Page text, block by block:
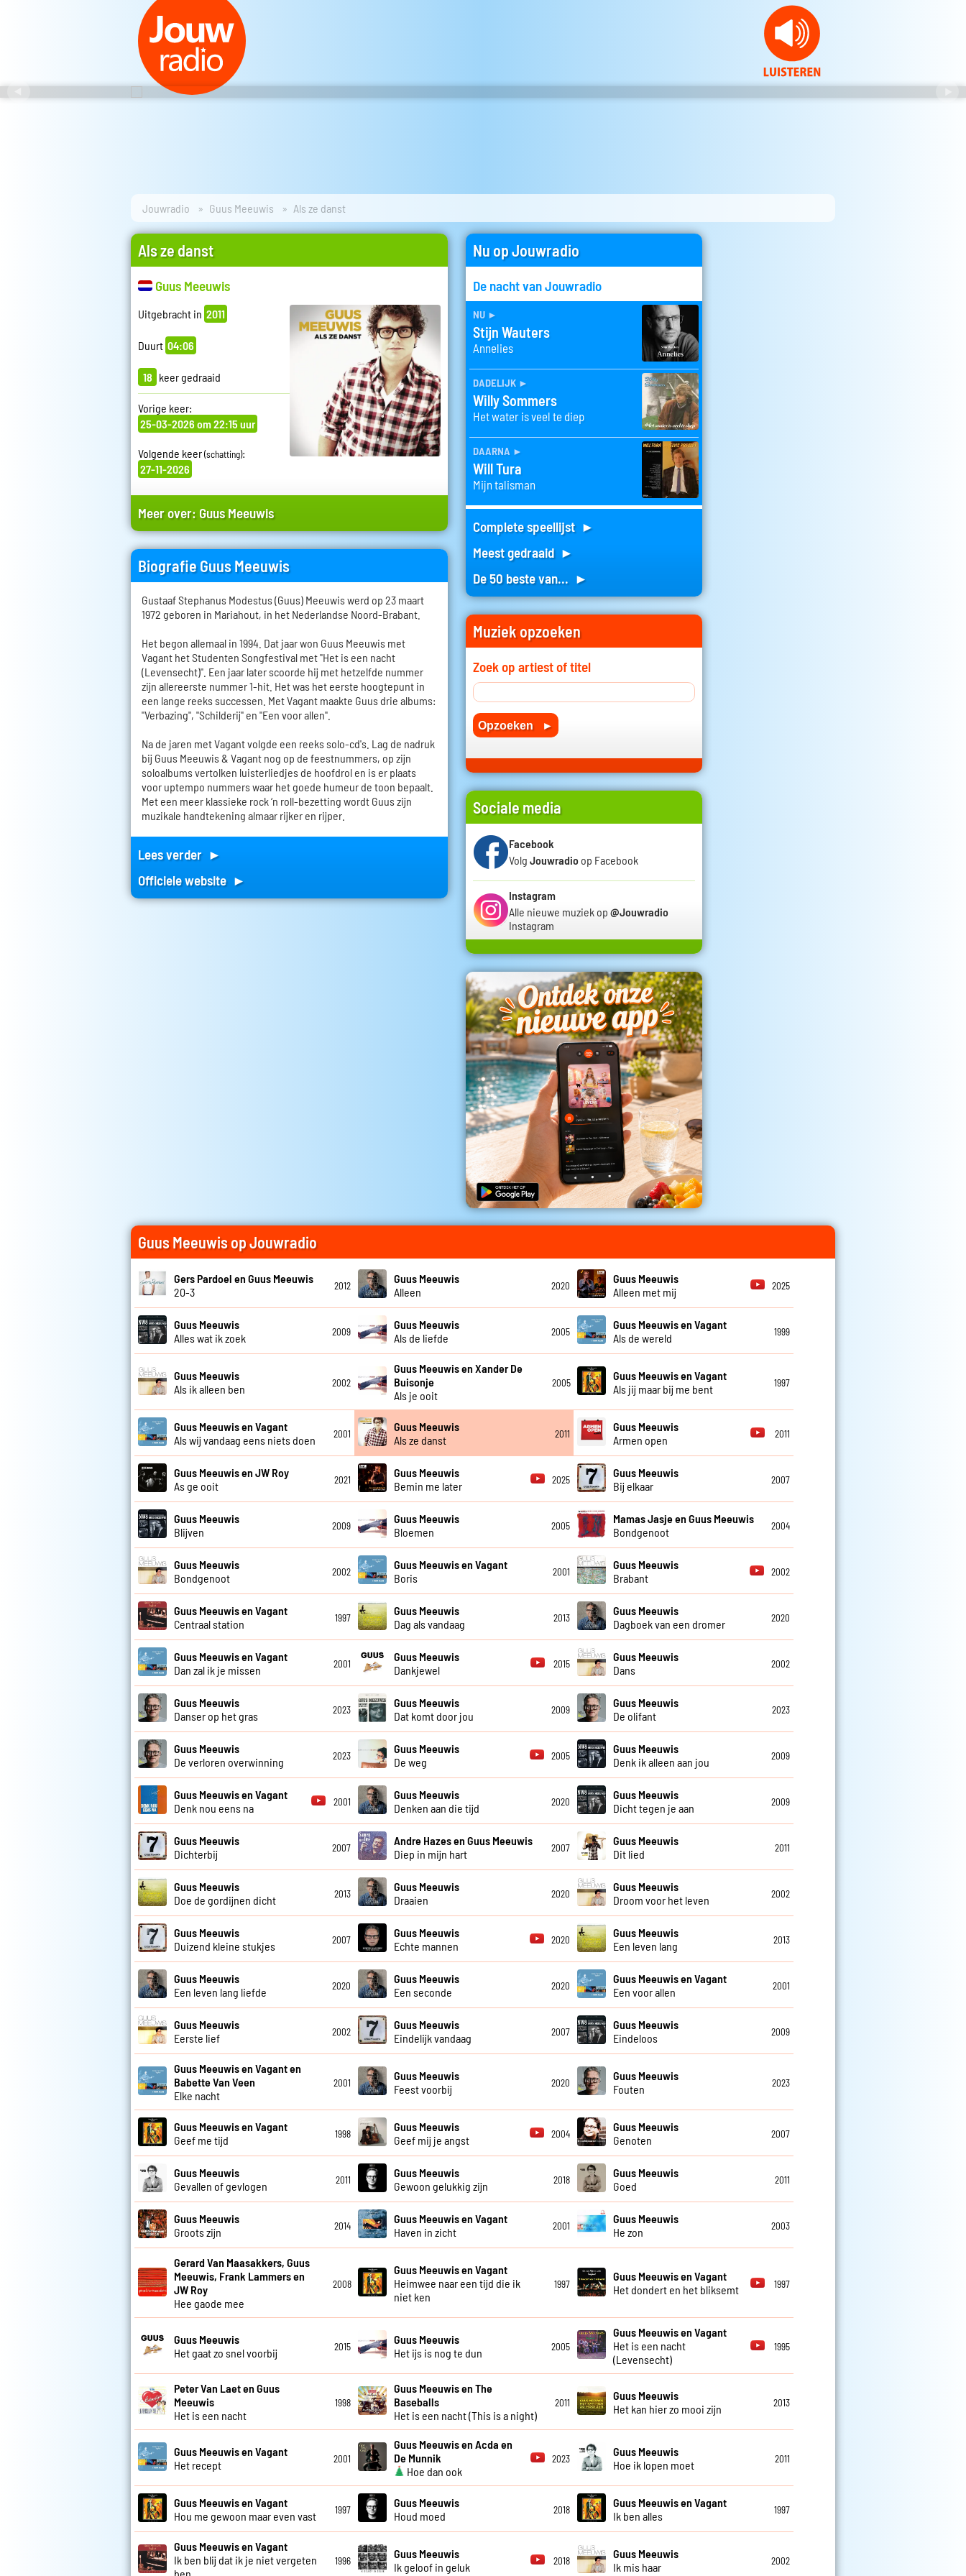
Jouwradio Guus Meeuwis Als ze danst
Als ze danst
Guus Meeuwis
Uitgebracht in 2011
Duurt 04:06
18 keer gedraaid
Vorige keer:
25-03-2026 om 22:15 uur
Volgende keer(schatting):
27-11-2026
Meer over: Guus Meeuwis
Biografie Guus Meeuwis
Gustaaf Stephanus Modestus (Guus) Meeuwis werd op 23 maart
1972 geboren in Mariahout, in het Nederlandse Noord-Brabant.
Het begon allemaal in 1994. Dat jaar won Guus Meeuwis met
Vagant het Studenten Songfestival met "Het is een nacht
(Levensecht)". Een jaar later scoorde hij met hetzelfde nummer
zijn allereerste nummer 1-hit. Het was het eerste hoogtepunt in
een lange reeks successen. Met Vagant maakte Guus drie albums:
"Verbazing", "Schilderij" en "Een voor allen".
Na de jaren met Vagant volgde een reeks solo-cd's. Lag de nadruk
bij Guus Meeuwis & Vagant nog op de feestnummers, op zijn
soloalbums vertolken luisterliedjes de hoofdrol en is er plaats
voor uptempo nummers waar het goede humeur de toon bepaalt.
Met een meer klassieke rock ‘n roll-bezetting wordt Guus zijn
muzikale handtekening almaar rijker en rijper.
Lees verder ►
Officiele website ►
Nu op Jouwradio
De nacht van Jouwradio
nu ►
Stijn Wauters
Annelies
dadelijk ►
Willy Sommers
Het water is veel te diep
daarna ►
Will Tura
Mijn talisman
Complete speellijst ►
Meest gedraaid ►
De 50 beste van... ►
Muziek opzoeken
Zoek op artiest of titel
Sociale media
Facebook
Volg Jouwradio op Facebook
Instagram
Alle nieuwe muziek op @Jouwradio
Instagram
Guus Meeuwis op Jouwradio
Gers Pardoel en Guus Meeuwis
20-3
2012
Guus Meeuwis
Alleen
2020
Guus Meeuwis
Alleen met mij
2025
Guus Meeuwis
Alles wat ik zoek
2009
Guus Meeuwis
Als de liefde
2005
Guus Meeuwis en Vagant
Als de wereld
1999
Guus Meeuwis
Als ik alleen ben
2002
Guus Meeuwis en Xander De
Buisonje
Als je ooit
2005
Guus Meeuwis en Vagant
Als jij maar bij me bent
1997
Guus Meeuwis en Vagant
Als wij vandaag eens niets doen
2001
Guus Meeuwis
Als ze danst
2011
Guus Meeuwis
Armen open
2011
Guus Meeuwis en JW Roy
As ge ooit
2021
Guus Meeuwis
Bemin me later
2025
Guus Meeuwis
Bij elkaar
2007
Guus Meeuwis
Blijven
2009
Guus Meeuwis
Bloemen
2005
Mamas Jasje en Guus Meeuwis
Bondgenoot
2004
Guus Meeuwis
Bondgenoot
2002
Guus Meeuwis en Vagant
Boris
2001
Guus Meeuwis
Brabant
2002
Guus Meeuwis en Vagant
Centraal station
1997
Guus Meeuwis
Dag als vandaag
2013
Guus Meeuwis
Dagboek van een dromer
2020
Guus Meeuwis en Vagant
Dan zal ik je missen
2001
Guus Meeuwis
Dankjewel
2015
Guus Meeuwis
Dans
2002
Guus Meeuwis
Danser op het gras
2023
Guus Meeuwis
Dat komt door jou
2009
Guus Meeuwis
De olifant
2023
Guus Meeuwis
De verloren overwinning
2023
Guus Meeuwis
De weg
2005
Guus Meeuwis
Denk ik alleen aan jou
2009
Guus Meeuwis en Vagant
Denk nou eens na
2001
Guus Meeuwis
Denken aan die tijd
2020
Guus Meeuwis
Dicht tegen je aan
2009
Guus Meeuwis
Dichterbij
2007
Andre Hazes en Guus Meeuwis
Diep in mijn hart
2007
Guus Meeuwis
Dit lied
2011
Guus Meeuwis
Doe de gordijnen dicht
2013
Guus Meeuwis
Draaien
2020
Guus Meeuwis
Droom voor het leven
2002
Guus Meeuwis
Duizend kleine stukjes
2007
Guus Meeuwis
Echte mannen
2020
Guus Meeuwis
Een leven lang
2013
Guus Meeuwis
Een leven lang liefde
2020
Guus Meeuwis
Een seconde
2020
Guus Meeuwis en Vagant
Een voor allen
2001
Guus Meeuwis
Eerste lief
2002
Guus Meeuwis
Eindelijk vandaag
2007
Guus Meeuwis
Eindeloos
2009
Guus Meeuwis en Vagant en
Babette Van Veen
Elke nacht
2001
Guus Meeuwis
Feest voorbij
2020
Guus Meeuwis
Fouten
2023
Guus Meeuwis en Vagant
Geef me tijd
1998
Guus Meeuwis
Geef mij je angst
2004
Guus Meeuwis
Genoten
2007
Guus Meeuwis
Gevallen of gevlogen
2011
Guus Meeuwis
Gewoon gelukkig zijn
2018
Guus Meeuwis
Goed
2011
Guus Meeuwis
Groots zijn
2014
Guus Meeuwis en Vagant
Haven in zicht
2001
Guus Meeuwis
He zon
2003
Gerard Van Maasakkers, Guus
Meeuwis, Frank Lammers en
JW Roy
Hee gaode mee
2008
Guus Meeuwis en Vagant
Heimwee naar een tijd die ik
niet ken
1997
Guus Meeuwis en Vagant
Het dondert en het bliksemt
1997
Guus Meeuwis
Het gaat zo snel voorbij
2015
Guus Meeuwis
Het ijs is nog te dun
2005
Guus Meeuwis en Vagant
Het is een nacht
(Levensecht)
1995
Peter Van Laet en Guus
Meeuwis
Het is een nacht
1998
Guus Meeuwis en The
Baseballs
Het is een nacht (This is a night)
2011
Guus Meeuwis
Het kan hier zo mooi zijn
2013
Guus Meeuwis en Vagant
Het recept
2001
Guus Meeuwis en Acda en
De Munnik
Hoe dan ook
2023
Guus Meeuwis
Hoe ik lopen moet
2011
Guus Meeuwis en Vagant
Hou me gewoon maar even vast
1997
Guus Meeuwis
Houd moed
2018
Guus Meeuwis en Vagant
Ik ben alles
1997
Guus Meeuwis en Vagant
Ik ben blij dat ik je niet vergeten
1996
Guus Meeuwis
Ik geloof in geluk
2018
Guus Meeuwis
Ik mis haar
2002